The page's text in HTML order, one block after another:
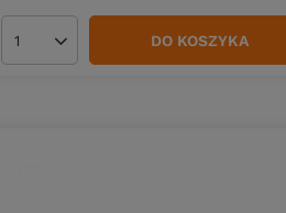
Ilość produktów DO KOSZYKA